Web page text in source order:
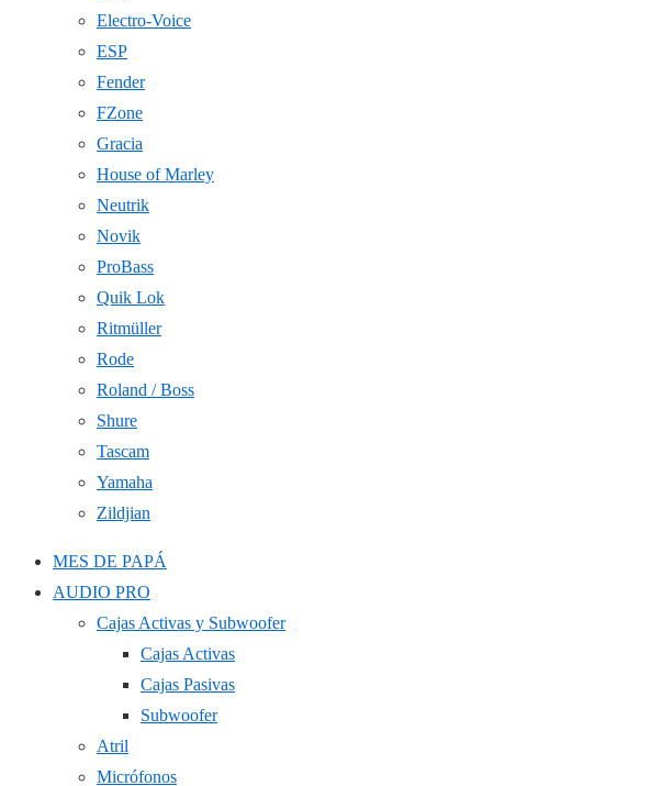
Electro-Voice
ESP
Fender
FZone
Gracia
House of Marley
Neutrik
Novik
ProBass
Quik Lok
Ritmüller
Rode
Roland / Boss
Shure
Tascam
Yamaha
Zildjian
MES DE PAPÁ
AUDIO PRO
Cajas Activas y Subwoofer
Cajas Activas
Cajas Pasivas
Subwoofer
Atril
Micrófonos